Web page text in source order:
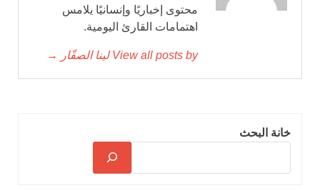
محتوى إخباريًا وإنسانيًا يلامس
اهتمامات القارئ اليومية.
View all posts by لينا الصقّار →
خانة البحث